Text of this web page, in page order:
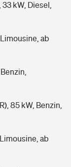
kW, Diesel,
ab
85 kW, Benzin,
ab